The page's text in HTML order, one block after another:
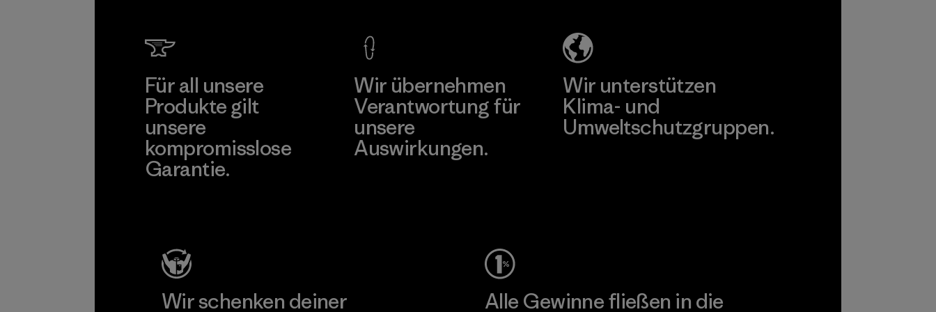
Für all unsere
Produkte gilt
unsere
kompromisslose
Garantie.
Wir übernehmen
Verantwortung für
unsere
Auswirkungen.
Wir unterstützen
Klima- und
Umweltschutzgruppen.
Wir schenken deiner Alle Gewinne fließen in die